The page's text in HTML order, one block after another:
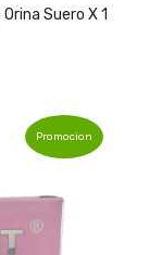
Suero X 1
Promocion